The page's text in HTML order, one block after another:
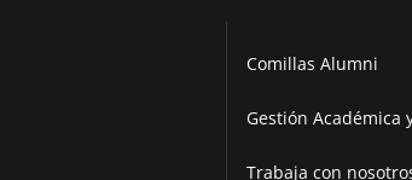
Comillas Alumni
Gestión Académica
Trabaja con